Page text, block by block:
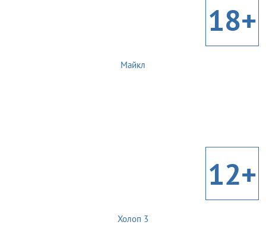
18+
Майкл
12+
Холоп 3